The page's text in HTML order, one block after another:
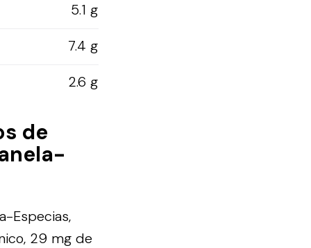
5.1 g
7.4 g
2.6 g
de
Especias,
29 mg de